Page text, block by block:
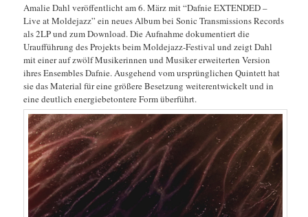
Amalie Dahl veröffentlicht am 6. März mit “Dafnie EXTENDED –
Live at Moldejazz” ein neues Album bei Sonic Transmissions Records
als 2LP und zum Download. Die Aufnahme dokumentiert die
Uraufführung des Projekts beim Moldejazz-Festival und zeigt Dahl
mit einer auf zwölf Musikerinnen und Musiker erweiterten Version
ihres Ensembles Dafnie. Ausgehend vom ursprünglichen Quintett hat
sie das Material für eine größere Besetzung weiterentwickelt und in
eine deutlich energiebetontere Form überführt.